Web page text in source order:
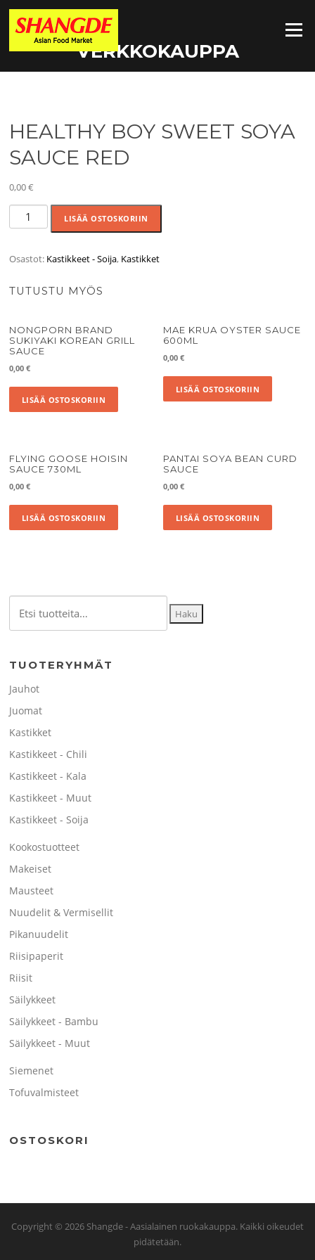
Siirry
suoraan
sisältöön
Valikko
VERKKOKAUPPA
HEALTHY BOY SWEET SOYA
SAUCE RED
0,00€
HEALTHY
BOY
SOYA
RED
LISÄÄ OSTOSKORIIN
Osastot: Kastikkeet - Soija, Kastikket
TUTUSTU MYÖS
NONGPORN BRAND
SUKIYAKI KOREAN GRILL
SAUCE
0,00€
LISÄÄ OSTOSKORIIN
MAE KRUA OYSTER SAUCE
600ML
0,00€
LISÄÄ OSTOSKORIIN
FLYING GOOSE HOISIN
SAUCE 730ML
0,00€
LISÄÄ OSTOSKORIIN
PANTAI SOYA BEAN CURD
SAUCE
0,00€
LISÄÄ OSTOSKORIIN
Haku
TUOTERYHMÄT
Jauhot
Juomat
Kastikket
Kastikkeet - Chili
Kastikkeet - Kala
Kastikkeet - Muut
Kastikkeet - Soija
Kookostuotteet
Makeiset
Mausteet
Nuudelit & Vermisellit
Pikanuudelit
Riisipaperit
Riisit
Säilykkeet
Säilykkeet - Bambu
Säilykkeet - Muut
Siemenet
Tofuvalmisteet
OSTOSKORI
Copyright © 2026 Shangde - Aasialainen ruokakauppa. Kaikki oikeudet
pidätetään.